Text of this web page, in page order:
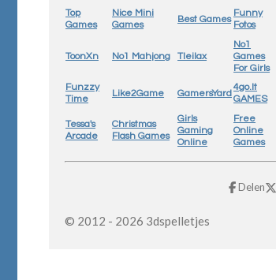
Top
Games
Nice Mini
Games
Best Games
Funny
Fotos
ToonXn No1 Mahjong Tleilax
No1
Games
For Girls
Funzzy
Time
Like2Game GamersYard
4go.lt
GAMES
Tessa's
Arcade
Christmas
Flash Games
Girls
Gaming
Online
Free
Online
Games
Delen
© 2012 - 2026 3dspelletjes